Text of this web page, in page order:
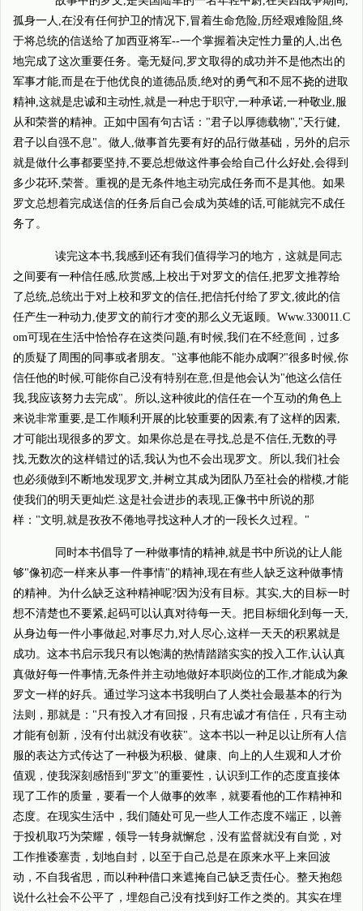
孤身一人,在没有任何护卫的情况下,冒着生命危险,历经艰难险阻,终
于将总统的信送给了加西亚将军--一个掌握着决定性力量的人,出色
地完成了这次重要任务。毫无疑问,罗文取得的成功并不是他杰出的
军事才能,而是在于他优良的道德品质,绝对的勇气和不屈不挠的进取
精神,这就是忠诚和主动性,就是一种忠于职守,一种承诺,一种敬业,服
从和荣誉的精神。正如中国有句古话："君子以厚德载物","天行健,
君子以自强不息"。做人,做事首先要有好的品行做基础，另外的启示
就是做什么事都要坚持,不要总想做这件事会给自己什么好处,会得到
多少花环,荣誉。重视的是无条件地主动完成任务而不是其他。如果
罗文总想着完成送信的任务后自己会成为英雄的话,可能就完不成任
务了。
读完这本书,我感到还有我们值得学习的地方，这就是同志
之间要有一种信任感,欣赏感,上校出于对罗文的信任,把罗文推荐给
了总统,总统出于对上校和罗文的信任,把信托付给了罗文,彼此的信
任产生一种动力,使罗文的前行才变的那么义无返顾。Www.330011.C
om可现在生活中恰恰存在这类问题,有时候,我们在不经意间，过多
的质疑了周围的同事或者朋友。"这事他能不能办成啊?"很多时候,你
信任他的时候,可能你自己没有特别在意,但是他会认为"他这么信任
我,我应该努力去完成"。所以,这种彼此的信任在一个互动的角色上
来说非常重要,是工作顺利开展的比较重要的因素,有了这样的因素,
才可能出现很多的罗文。如果你总是在寻找,总是不信任,无数的寻
找,无数次的这样错过的话,我认为也不会出现罗文。所以,我们社会
也必须做到不断地发现罗文,并树立其成为团队乃至社会的楷模,才能
使我们的明天更灿烂.这是社会进步的表现,正像书中所说的那
样："文明,就是孜孜不倦地寻找这种人才的一段长久过程。"
同时本书倡导了一种做事情的精神,就是书中所说的让人能
够"像初恋一样来从事一件事情"的精神,现在有些人缺乏这种做事情
的精神。为什么缺乏这种精神呢?因为没有目标。其实,大的目标一时
想不清楚也不要紧,起码可以认真对待每一天。把目标细化到每一天,
从身边每一件小事做起,对事尽力,对人尽心,这样一天天的积累就是
成功。这本书启示我只有以饱满的热情踏踏实实的投入工作,认认真
真做好每一件事情,无条件并主动地做好本职岗位的工作,才能成为象
罗文一样的好兵。通过学习这本书我明白了人类社会最基本的行为
法则，那就是："只有投入才有回报，只有忠诚才有信任，只有主动
才能有创新，没有付出就没有收获"。这本书以一种足以让所有人信
服的表达方式传达了一种极为积极、健康、向上的人生观和人才价
值观，使我深刻感悟到"罗文"的重要性，认识到工作的态度直接体
现了工作的质量，要看一个人做事的效率，就要看他的工作精神和
态度。在现实生活中，我们随处可见一些人工作态度不端正，以善
于投机取巧为荣耀，领导一转身就懈怠，没有监督就没有自觉，对
工作推诿塞责，划地自封，以至于自己总是在原来水平上来回波
动，不自我省思，而以种种借口来遮掩自己缺乏责任心。整天抱怨
说什么社会不公平了，埋怨自己没有找到好工作之类的。其实在埋